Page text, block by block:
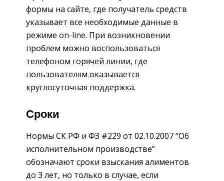
формы на сайте, где получатель средств
указывает все необходимые данные в
режиме on-line. При возникновении
проблем можно воспользоваться
телефоном горячей линии, где
пользователям оказывается
круглосуточная поддержка.
Сроки
Нормы СК РФ и ФЗ #229 от 02.10.2007 “Об
исполнительном производстве”
обозначают сроки взыскания алиментов
до 3 лет, но только в случае, если